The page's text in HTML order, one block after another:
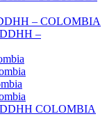
– COLOMBIA
–
COLOMBIA